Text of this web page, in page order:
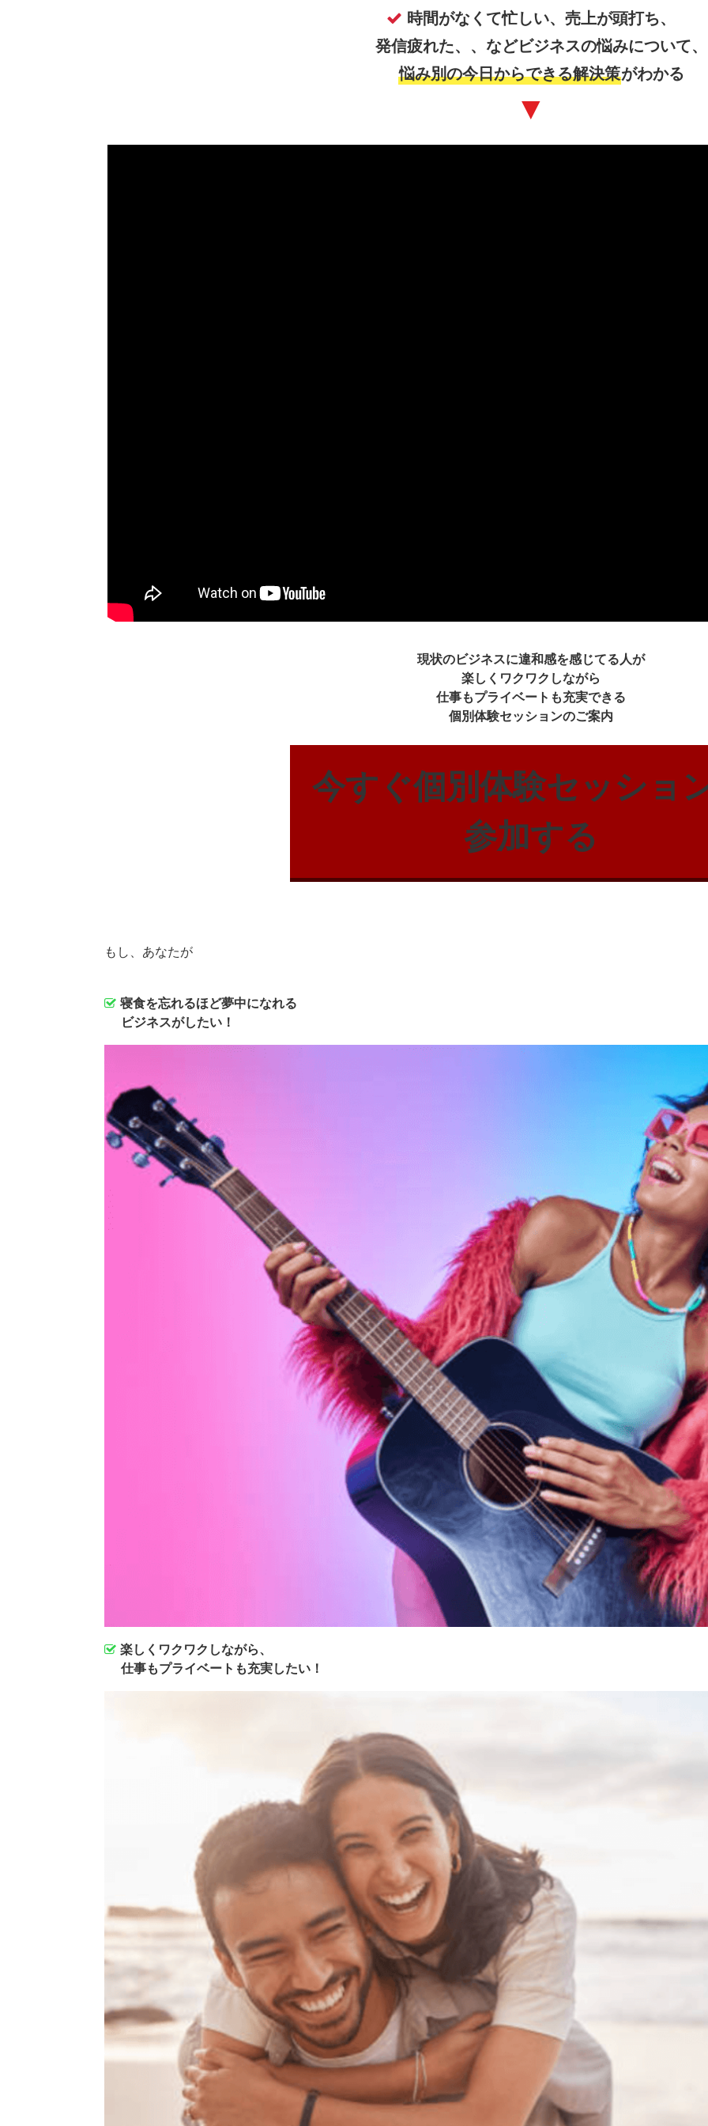
時間がなくて忙しい、売上が頭打ち、
発信疲れた、、などビジネスの悩みについて、
悩み別の今日からできる解決策がわかる
▼
現状のビジネスに違和感を感じてる人が
楽しくワクワクしながら
仕事もプライベートも充実できる
個別体験セッションのご案内
今すぐ個別体験セッショ
参加する
もし、あなたが
寝食を忘れるほど夢中になれる
ビジネスがしたい！
楽しくワクワクしながら、
仕事もプライベートも充実したい！